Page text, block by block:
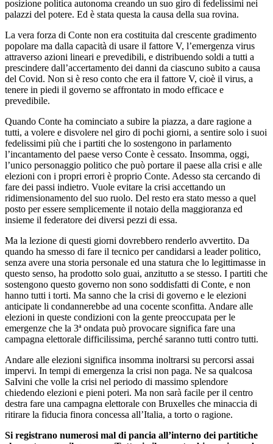
posizione politica autonoma creando un suo giro di fedelissimi nei
palazzi del potere. Ed è stata questa la causa della sua rovina.
La vera forza di Conte non era costituita dal crescente gradimento
popolare ma dalla capacità di usare il fattore V, l’emergenza virus
attraverso azioni lineari e prevedibili, e distribuendo soldi a tutti a
prescindere dall’accertamento dei danni da ciascuno subito a causa
del Covid. Non si è reso conto che era il fattore V, cioè il virus, a
tenere in piedi il governo se affrontato in modo efficace e
prevedibile.
Quando Conte ha cominciato a subire la piazza, a dare ragione a
tutti, a volere e disvolere nel giro di pochi giorni, a sentire solo i suoi
fedelissimi più che i partiti che lo sostengono in parlamento
l’incantamento del paese verso Conte è cessato. Insomma, oggi,
l’unico personaggio politico che può portare il paese alla crisi e alle
elezioni con i propri errori è proprio Conte. Adesso sta cercando di
fare dei passi indietro. Vuole evitare la crisi accettando un
ridimensionamento del suo ruolo. Del resto era stato messo a quel
posto per essere semplicemente il notaio della maggioranza ed
insieme il federatore dei diversi pezzi di essa.
Ma la lezione di questi giorni dovrebbero renderlo avvertito. Da
quando ha smesso di fare il tecnico per candidarsi a leader politico,
senza avere una storia personale ed una statura che lo legittimasse in
questo senso, ha prodotto solo guai, anzitutto a se stesso. I partiti che
sostengono questo governo non sono soddisfatti di Conte, e non
hanno tutti i torti. Ma sanno che la crisi di governo e le elezioni
anticipate li condannerebbe ad una cocente sconfitta. Andare alle
elezioni in queste condizioni con la gente preoccupata per le
emergenze che la 3ª ondata può provocare significa fare una
campagna elettorale difficilissima, perché saranno tutti contro tutti.
Andare alle elezioni significa insomma inoltrarsi su percorsi assai
impervi. In tempi di emergenza la crisi non paga. Ne sa qualcosa
SaIvini che volle la crisi nel periodo di massimo splendore
chiedendo elezioni e pieni poteri. Ma non sarà facile per il centro
destra fare una campagna elettorale con Bruxelles che minaccia di
ritirare la fiducia finora concessa all’Italia, a torto o ragione.
Si registrano numerosi mal di pancia all’interno dei partitiche